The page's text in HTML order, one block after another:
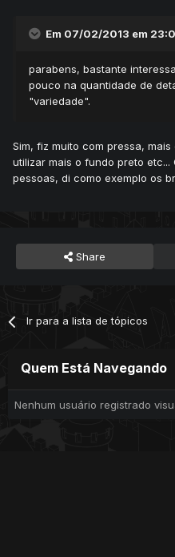
Em 07/02/2013 em
parabens, bastante
pouco na quantidade de
"variedade".
Sim, fiz muito com pressa,
utilizar mais o fundo preto
pessoas, di como exemplo os
Share
Ir para a lista de tópicos
Quem Está Navegando
Nenhum usuário registrado